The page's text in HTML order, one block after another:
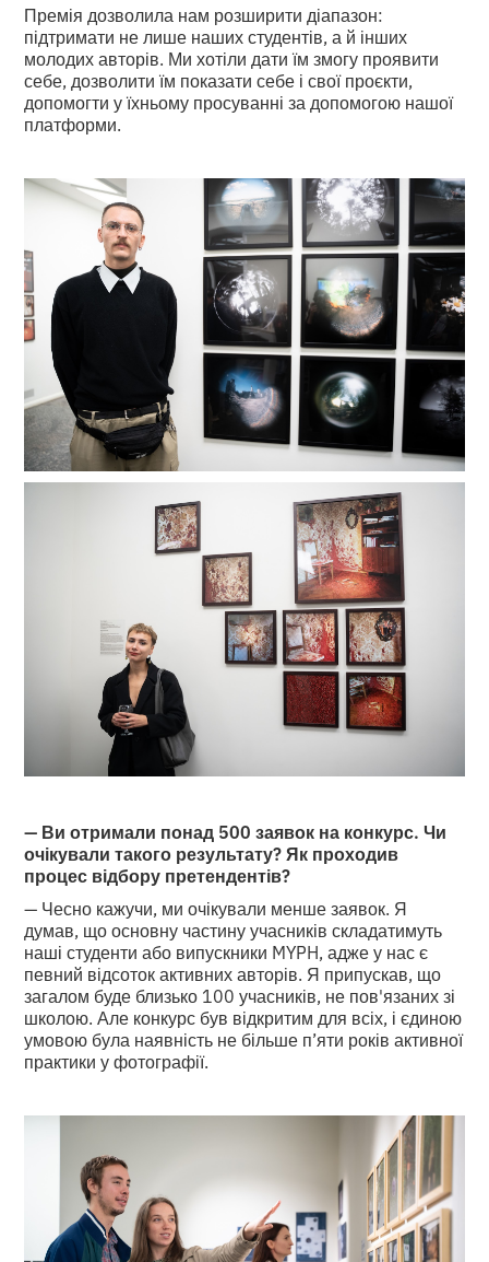
Премія дозволила нам розширити діапазон:
підтримати не лише наших студентів, а й інших
молодих авторів. Ми хотіли дати їм змогу проявити
себе, дозволити їм показати себе і свої проєкти,
допомогти у їхньому просуванні за допомогою нашої
платформи.
— Ви отримали понад 500 заявок на конкурс. Чи
очікували такого результату? Як проходив
процес відбору претендентів?
— Чесно кажучи, ми очікували менше заявок. Я
думав, що основну частину учасників складатимуть
наші студенти або випускники MYPH, адже у нас є
певний відсоток активних авторів. Я припускав, що
загалом буде близько 100 учасників, не пов'язаних зі
школою. Але конкурс був відкритим для всіх, і єдиною
умовою була наявність не більше п’яти років активної
практики у фотографії.